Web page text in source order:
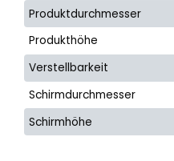
Produktdurchmesser
Produkthöhe
Verstellbarkeit
Schirmdurchmesser
Schirmhöhe